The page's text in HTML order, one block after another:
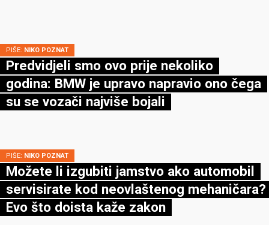
PIŠE: NIKO POZNAT
Predvidjeli smo ovo prije nekoliko
godina: BMW je upravo napravio ono čega
su se vozači najviše bojali
PIŠE: NIKO POZNAT
Možete li izgubiti jamstvo ako automobil
servisirate kod neovlaštenog mehaničara?
Evo što doista kaže zakon